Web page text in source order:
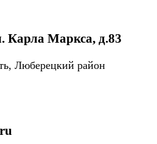
Карла Маркса, д.83
Люберецкий район